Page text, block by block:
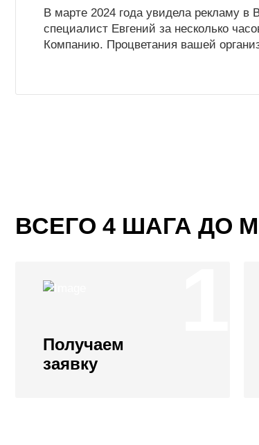
В марте 2024 года увидела рекламу в
специалист Евгений за несколько
Компанию. Процветания вашей
ВСЕГО 4 ШАГА ДО
Получаем
заявку